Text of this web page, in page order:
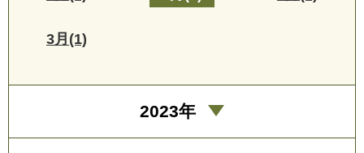
3月(1)
2023年